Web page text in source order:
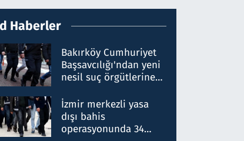
Haberler
Bakırköy Cumhuriyet
Başsavcılığı'ndan yeni
nesil suç örgütlerine
hakkında gözaltı kararı
İzmir merkezli yasa
dışı bahis
operasyonunda 34